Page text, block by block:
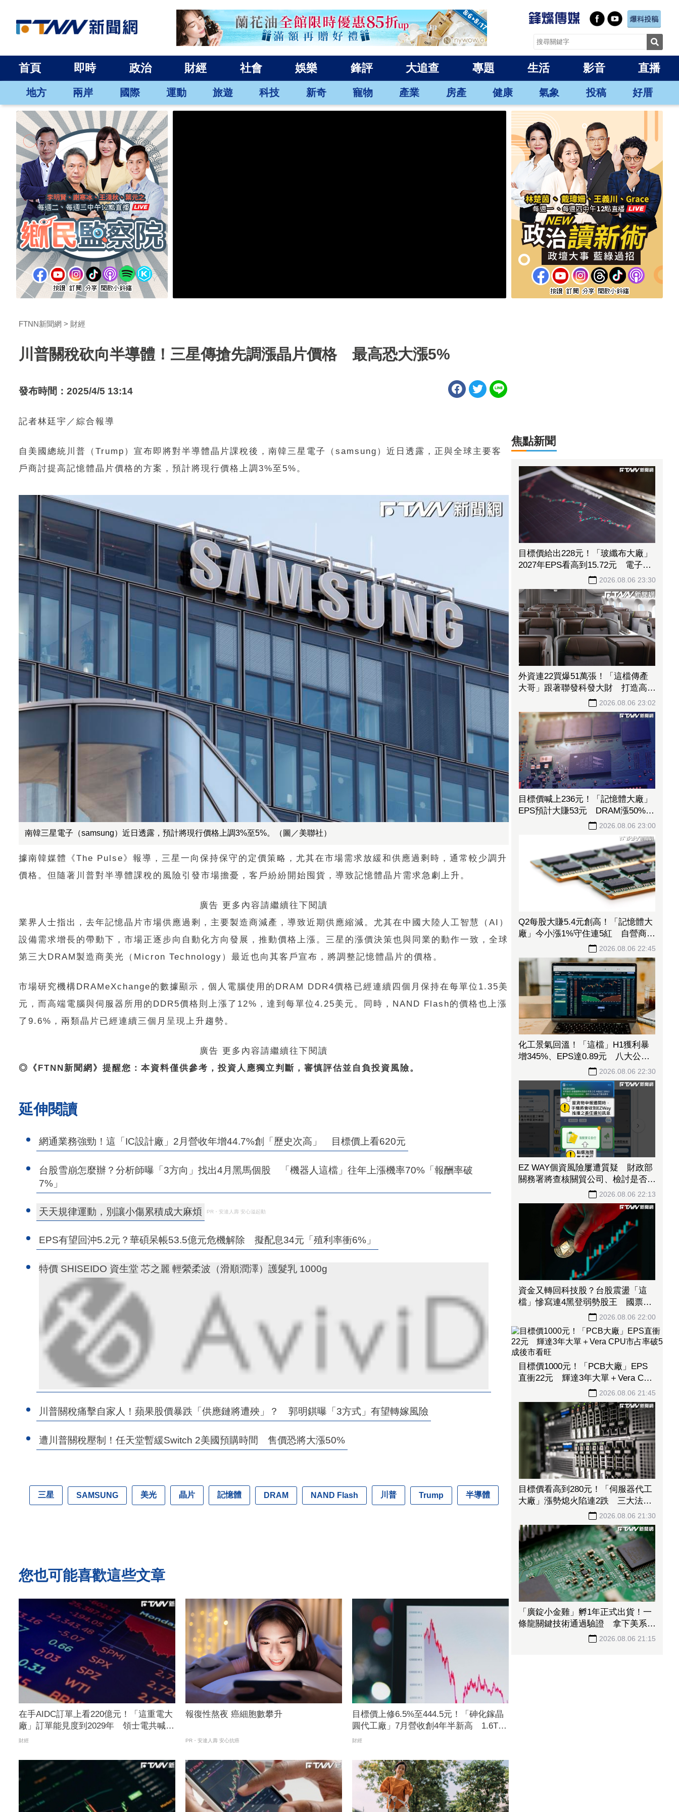
首頁 即時 政治 財經 社會 娛樂 鋒評 大追查 專題 生活 影音 直播
地方 兩岸 國際 運動 旅遊 科技 新奇 寵物 產業 房產 健康 氣象 投稿 好厝
FTNN新聞網 財經
川普關稅砍向半導體！三星傳搶先調漲晶片價格 最高恐大漲5%
發布時間：2025/4/5 13:14
記者林廷宇／綜合報導
自美國總統川普（Trump）宣布即將對半導體晶片課稅後，南韓三星電子（samsung）近日透露，正與全球主要客
戶商討提高記憶體晶片價格的方案，預計將現行價格上調3%至5%。
南韓三星電子（samsung）近日透露，預計將現行價格上調3%至5%。（圖／美聯社）
據南韓媒體《The Pulse》報導，三星一向保持保守的定價策略，尤其在市場需求放緩和供應過剩時，通常較少調升
價格。但隨著川普對半導體課稅的風險引發市場擔憂，客戶紛紛開始囤貨，導致記憶體晶片需求急劇上升。
廣告 更多內容請繼續往下閱讀
業界人士指出，去年記憶晶片市場供應過剩，主要製造商減產，導致近期供應縮減。尤其在中國大陸人工智慧（AI）
設備需求增長的帶動下，市場正逐步向自動化方向發展，推動價格上漲。三星的漲價決策也與同業的動作一致，全球
第三大DRAM製造商美光（Micron Technology）最近也向其客戶宣布，將調整記憶體晶片的價格。
市場研究機構DRAMeXchange的數據顯示，個人電腦使用的DRAM DDR4價格已經連續四個月保持在每單位1.35美
元，而高端電腦與伺服器所用的DDR5價格則上漲了12%，達到每單位4.25美元。同時，NAND Flash的價格也上漲
了9.6%，兩類晶片已經連續三個月呈現上升趨勢。
廣告 更多內容請繼續往下閱讀
◎《FTNN新聞網》提醒您：本資料僅供參考，投資人應獨立判斷，審慎評估並自負投資風險。
延伸閱讀
網通業務強勁！這「IC設計廠」2月營收年增44.7%創「歷史次高」 目標價上看620元
台股雪崩怎麼辦？分析師曝「3方向」找出4月黑馬個股 「機器人這檔」往年上漲機率70%「報酬率破
7%」
天天規律運動，別讓小傷累積成大麻煩 PR・安達人壽 安心溢起動
EPS有望回沖5.2元？華碩呆帳53.5億元危機解除 擬配息34元「殖利率衝6%」
特價 SHISEIDO 資生堂 芯之麗 輕縈柔波（滑順潤澤）護髮乳 1000g
川普關稅痛擊自家人！蘋果股價暴跌「供應鏈將遭殃」？ 郭明錤曝「3方式」有望轉嫁風險
遭川普關稅壓制！任天堂暫緩Switch 2美國預購時間 售價恐將大漲50%
三星 SAMSUNG 美光 晶片 記憶體 DRAM NAND Flash 川普 Trump 半導體
您也可能喜歡這些文章
在手AIDC訂單上看220億元！「這重電大
廠」訂單能見度到2029年 領士電共喊：
產業5年熱度不減
財經
報復性熬夜 癌細胞數攀升
PR・安達人壽 安心抗癌
目標價上修6.5%至444.5元！「砷化鎵晶
圓代工廠」7月營收創4年半新高 1.6T光
通訊開始貢獻營收
財經
焦點新聞
目標價給出228元！「玻纖布大廠」
2027年EPS看高到15.72元 電子材
料放量＋轉投資挹注營收2026.08.06 23:30
外資連22買爆51萬張！「這檔傳產
大哥」跟著聯發科發大財 打造高效
2026.08.06 23:02
目標價喊上236元！「記憶體大廠」
EPS預計大賺53元 DRAM漲50%、
Flash漲30%獲利大增 2026.08.06 23:00
Q2每股大賺5.4元創高！「記憶體大
廠」今小漲1%守住連5紅 自營商卻
脫手449張、抱回7549萬元2026.08.06 22:45
化工景氣回溫！「這檔」H1獲利暴
增345%、EPS達0.89元 八大公股
2026.08.06 22:30
EZ WAY個資風險屢遭質疑 財政部
關務署將查核關貿公司、檢討是否統
2026.08.06 22:13
資金又轉回科技股？台股震盪「這
檔」慘寫連4黑登弱勢股王 國票
金、潤泰新也淪大盤刀下魂2026.08.06 22:00
目標價1000元！「PCB大廠」EPS
直衝22元 輝達3年大單＋Vera CPU
市占率破5成後市看旺2026.08.06 21:45
目標價看高到280元！「伺服器代工
大廠」漲勢熄火陷連2跌 三大法人
今出清1.1萬張、抽回21億元2026.08.06 21:30
「廣錠小金雞」孵1年正式出貨！一
條龍關鍵技術通過驗證 拿下美系網
2026.08.06 21:15